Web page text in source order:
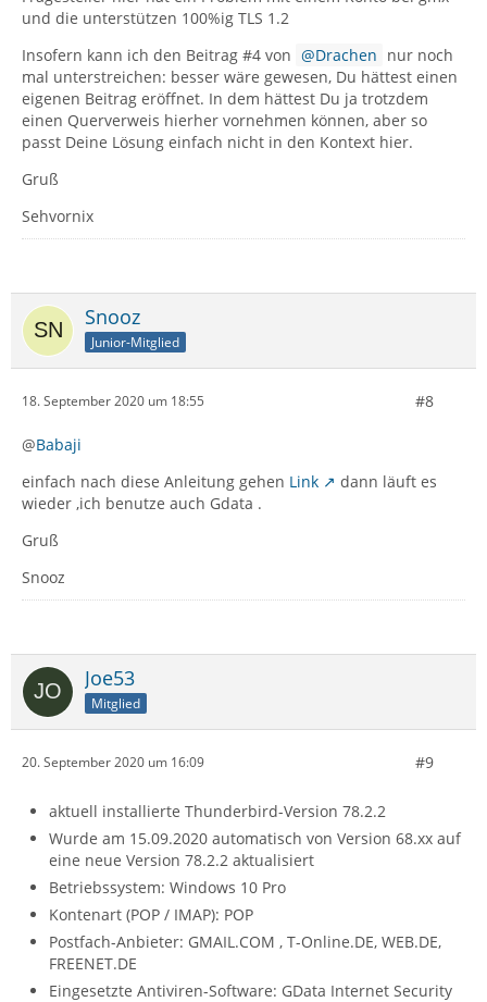
und die unterstützen 100%ig TLS 1.2
Insofern kann ich den Beitrag #4 von
Drachen nur noch
mal unterstreichen: besser wäre gewesen, Du hättest einen
eigenen Beitrag eröffnet. In dem hättest Du ja trotzdem
einen Querverweis hierher vornehmen können, aber so
passt Deine Lösung einfach nicht in den Kontext hier.
Gruß
Sehvornix
Snooz
Junior-Mitglied
18. September 2020 um 18:55 #8
@Babaji
einfach nach diese Anleitung gehen Link
dann läuft es
wieder ,ich benutze auch Gdata .
Gruß
Snooz
Joe53
Mitglied
20. September 2020 um 16:09 #9
aktuell installierte Thunderbird-Version 78.2.2
Wurde am 15.09.2020 automatisch von Version 68.xx auf
eine neue Version 78.2.2 aktualisiert
Betriebssystem: Windows 10 Pro
Kontenart (POP / IMAP): POP
Postfach-Anbieter: GMAIL.COM , T-Online.DE, WEB.DE,
FREENET.DE
Eingesetzte Antiviren-Software: GData Internet Security